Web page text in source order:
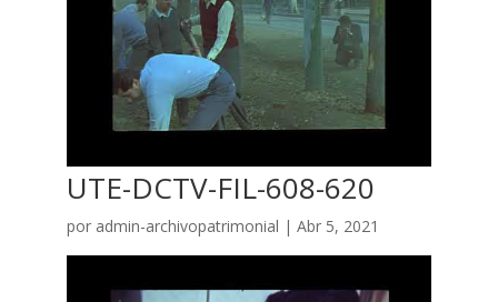
UTE-DCTV-FIL-608-620
por admin-archivopatrimonial | Abr 5, 2021